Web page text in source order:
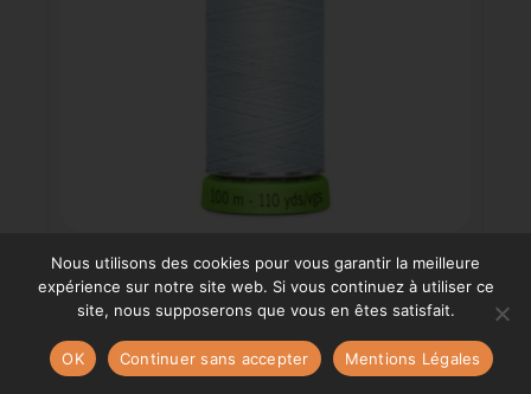
Fil rpet 100% polyester recycle – 100m – Bleu
pâle – 193
3,80€
AJOUTER AU PANIER
Nous utilisons des cookies pour vous garantir la meilleure
expérience sur notre site web. Si vous continuez à utiliser ce
site, nous supposerons que vous en êtes satisfait.
OK Continuer sans accepter Mentions Légales